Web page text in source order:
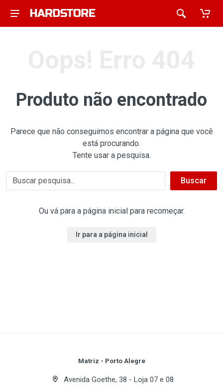
Produto não encontrado
Parece que não conseguimos encontrar a página que você
está procurando.
Tente usar a pesquisa.
Buscar
Ou vá para a página inicial para recomeçar.
Ir para a página inicial
Matriz - Porto Alegre
Avenida Goethe, 38 - Loja 07 e 08